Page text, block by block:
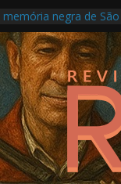
memória negra de
Indígenas com
Florence transforma
memória e
religiosidades
propõe novo olhar
visual